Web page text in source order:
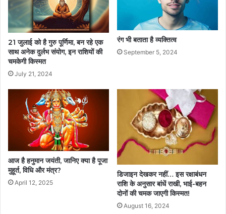
21 जुलाई को है गुरु पूर्णिमा, बन रहे एक
साथ अनेक दुर्लभ संयोग, इन राशियों की
चमकेगी किस्मत
July 21, 2024
रंग भी बताता है व्यक्तित्व
September 5, 2024
आज है हनुमान जयंती, जानिए क्या है पूजा
मुहूर्त, विधि और मंत्र?
April 12, 2025
डिजाइन देखकर नहीं… इस रक्षाबंधन
राशि के अनुसार बांधें राखी, भाई-बहन
दोनों की चमक जाएगी किस्मत!
August 16, 2024